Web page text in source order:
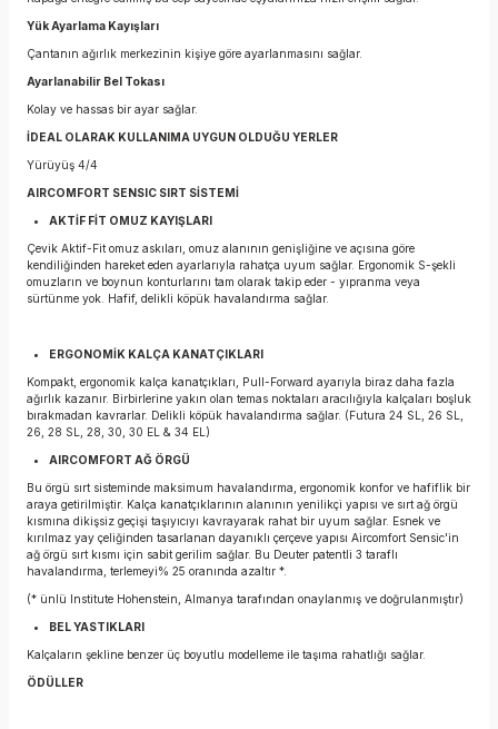
Yük Ayarlama Kayışları
Çantanın ağırlık merkezinin kişiye göre ayarlanmasını sağlar.
Ayarlanabilir Bel Tokası
Kolay ve hassas bir ayar sağlar.
İDEAL OLARAK KULLANIMA UYGUN OLDUĞU YERLER
Yürüyüş 4/4
AIRCOMFORT SENSIC SIRT SİSTEMİ
AKTİF FİT OMUZ KAYIŞLARI
Çevik Aktif-Fit omuz askıları, omuz alanının genişliğine ve açısına göre
kendiliğinden hareket eden ayarlarıyla rahatça uyum sağlar. Ergonomik S-şekli
omuzların ve boynun konturlarını tam olarak takip eder - yıpranma veya
sürtünme yok. Hafif, delikli köpük havalandırma sağlar.
ERGONOMİK KALÇA KANATÇIKLARI
Kompakt, ergonomik kalça kanatçıkları, Pull-Forward ayarıyla biraz daha fazla
ağırlık kazanır. Birbirlerine yakın olan temas noktaları aracılığıyla kalçaları boşluk
bırakmadan kavrarlar. Delikli köpük havalandırma sağlar. (Futura 24 SL, 26 SL,
26, 28 SL, 28, 30, 30 EL & 34 EL)
AIRCOMFORT AĞ ÖRGÜ
Bu örgü sırt sisteminde maksimum havalandırma, ergonomik konfor ve hafiflik bir
araya getirilmiştir. Kalça kanatçıklarının alanının yenilikçi yapısı ve sırt ağ örgü
kısmına dikişsiz geçişi taşıyıcıyı kavrayarak rahat bir uyum sağlar. Esnek ve
kırılmaz yay çeliğinden tasarlanan dayanıklı çerçeve yapısı Aircomfort Sensic'in
ağ örgü sırt kısmı için sabit gerilim sağlar. Bu Deuter patentli 3 taraflı
havalandırma, terlemeyi% 25 oranında azaltır *.
(* ünlü Institute Hohenstein, Almanya tarafından onaylanmış ve doğrulanmıştır)
BEL YASTIKLARI
Kalçaların şekline benzer üç boyutlu modelleme ile taşıma rahatlığı sağlar.
ÖDÜLLER